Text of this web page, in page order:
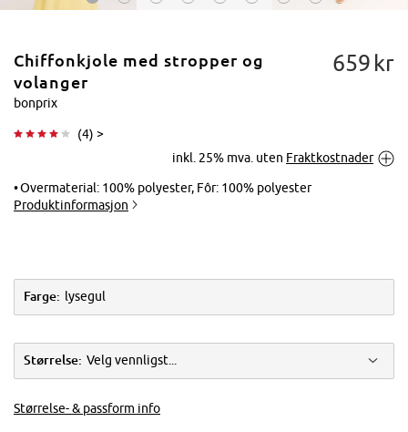
forstørre
Chiffonkjole med stropper og
volanger
bonprix
(4) >
659 kr
inkl. 25% mva. uten Fraktkostnader
Overmaterial: 100% polyester, Fôr: 100% polyester
Produktinformasjon
Farge: lysegul
Størrelse: Velg vennligst...
Størrelse- & passform info